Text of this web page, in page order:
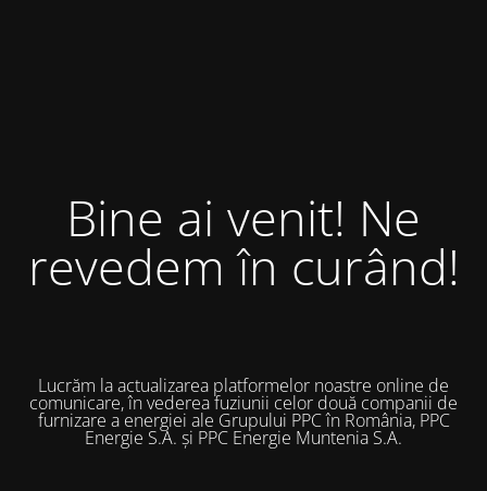
Bine ai venit! Ne
revedem în curând!
Lucrăm la actualizarea platformelor noastre online de
comunicare, în vederea fuziunii celor două companii de
furnizare a energiei ale Grupului PPC în România, PPC
Energie S.A. și PPC Energie Muntenia S.A.